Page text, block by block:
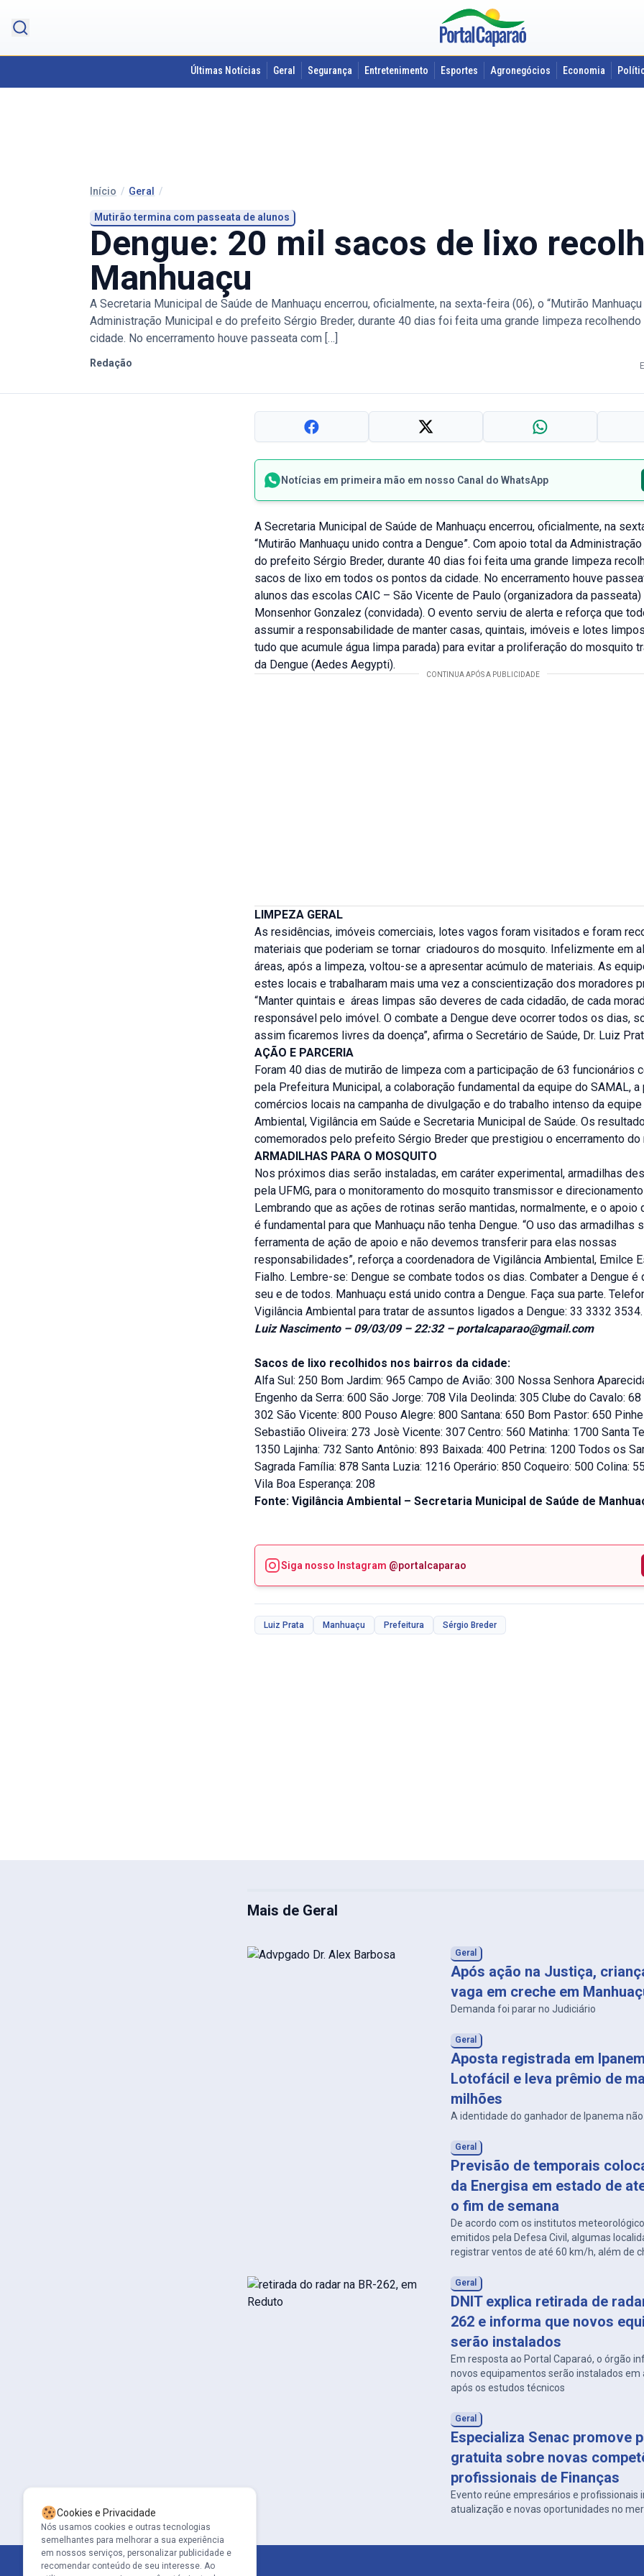
Últimas Notícias Geral Segurança Entretenimento Esportes Agronegócios Economia
Início / Geral /
Mutirão termina com passeata de alunos
Dengue: 20 mil sacos de lixo
Manhuaçu
A Secretaria Municipal de Saúde de Manhuaçu encerrou, oficialmente, na sexta-feira (06), o “Mutirão
Administração Municipal e do prefeito Sérgio Breder, durante 40 dias foi feita uma grande limpeza
cidade. No encerramento houve passeata com […]
Redação
Notícias em primeira mão em nosso Canal do WhatsApp
A Secretaria Municipal de Saúde de Manhuaçu encerrou, oficialmente, na
“Mutirão Manhuaçu unido contra a Dengue”. Com apoio total da
do prefeito Sérgio Breder, durante 40 dias foi feita uma grande limpeza
sacos de lixo em todos os pontos da cidade. No encerramento houve
alunos das escolas CAIC – São Vicente de Paulo (organizadora da
Monsenhor Gonzalez (convidada). O evento serviu de alerta e reforça que
assumir a responsabilidade de manter casas, quintais, imóveis e lotes
tudo que acumule água limpa parada) para evitar a proliferação do mosquito
da Dengue (Aedes Aegypti).
LIMPEZA GERAL
As residências, imóveis comerciais, lotes vagos foram visitados e foram
materiais que poderiam se tornar criadouros do mosquito. Infelizmente em
áreas, após a limpeza, voltou-se a apresentar acúmulo de materiais. As
estes locais e trabalharam mais uma vez a conscientização dos moradores
“Manter quintais e áreas limpas são deveres de cada cidadão, de cada
responsável pelo imóvel. O combate a Dengue deve ocorrer todos os dias,
assim ficaremos livres da doença”, afirma o Secretário de Saúde, Dr. Luiz
AÇÃO E PARCERIA
Foram 40 dias de mutirão de limpeza com a participação de 63 funcionários
pela Prefeitura Municipal, a colaboração fundamental da equipe do SAMAL, a
comércios locais na campanha de divulgação e do trabalho intenso da
Ambiental, Vigilância em Saúde e Secretaria Municipal de Saúde. Os
comemorados pelo prefeito Sérgio Breder que prestigiou o encerramento do
ARMADILHAS PARA O MOSQUITO
Nos próximos dias serão instaladas, em caráter experimental, armadilhas
pela UFMG, para o monitoramento do mosquito transmissor e
Lembrando que as ações de rotinas serão mantidas, normalmente, e o apoio
é fundamental para que Manhuaçu não tenha Dengue. “O uso das armadilhas
ferramenta de ação de apoio e não devemos transferir para elas nossas
responsabilidades”, reforça a coordenadora de Vigilância Ambiental, Emilce
Fialho. Lembre-se: Dengue se combate todos os dias. Combater a Dengue é
seu e de todos. Manhuaçu está unido contra a Dengue. Faça sua parte.
Vigilância Ambiental para tratar de assuntos ligados a Dengue: 33 3332 3534.
Luiz Nascimento – 09/03/09 – 22:32 – portalcaparao@gmail.com
Sacos de lixo recolhidos nos bairros da cidade:
Alfa Sul: 250 Bom Jardim: 965 Campo de Avião: 300 Nossa Senhora
Engenho da Serra: 600 São Jorge: 708 Vila Deolinda: 305 Clube do Cavalo:
302 São Vicente: 800 Pouso Alegre: 800 Santana: 650 Bom Pastor: 650
Sebastião Oliveira: 273 Josè Vicente: 307 Centro: 560 Matinha: 1700 Santa
1350 Lajinha: 732 Santo Antônio: 893 Baixada: 400 Petrina: 1200 Todos os
Sagrada Família: 878 Santa Luzia: 1216 Operário: 850 Coqueiro: 500 Colina:
Vila Boa Esperança: 208
Fonte: Vigilância Ambiental – Secretaria Municipal de Saúde de
Siga nosso Instagram @portalcaparao
Luiz Prata Manhuaçu Prefeitura Sérgio Breder
Mais de Geral
Geral
Após ação na Justiça,
vaga em creche em
Demanda foi parar no Judiciário
Geral
Aposta registrada em
Lotofácil e leva prêmio de
milhões
A identidade do ganhador de Ipanema
Geral
Previsão de temporais
da Energisa em estado de
o fim de semana
De acordo com os institutos
emitidos pela Defesa Civil, algumas
registrar ventos de até 60 km/h, além de
Geral
DNIT explica retirada de
262 e informa que novos
serão instalados
Em resposta ao Portal Caparaó, o órgão
novos equipamentos serão instalados em
após os estudos técnicos
Geral
Especializa Senac promove
gratuita sobre novas
profissionais de Finanças
Evento reúne empresários e profissionais
atualização e novas oportunidades no
Cookies e Privacidade
Nós usamos cookies e outras tecnologias
semelhantes para melhorar a sua experiência
em nossos serviços, personalizar publicidade e
recomendar conteúdo de seu interesse. Ao